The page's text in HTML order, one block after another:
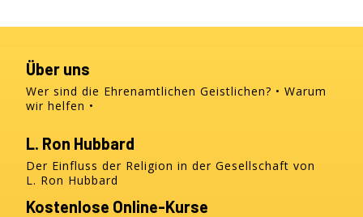
Über uns
Wer sind die Ehrenamtlichen Geistlichen?
Warum
wir helfen
L. Ron Hubbard
Der Einfluss der Religion in der Gesellschaft von
L. Ron Hubbard
Kostenlose Online-Kurse